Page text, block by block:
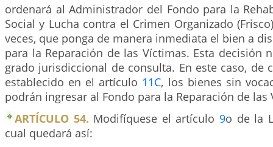
ordenará al Administrador del Fondo para la
Social y Lucha contra el Crimen Organizado
veces, que ponga de manera inmediata el bien a
para la Reparación de las Víctimas. Esta decisión
grado jurisdiccional de consulta. En este caso, de
establecido en el artículo 11C, los bienes sin
podrán ingresar al Fondo para la Reparación de las
ARTÍCULO 54. Modifíquese el artículo 9o de la
cual quedará así: